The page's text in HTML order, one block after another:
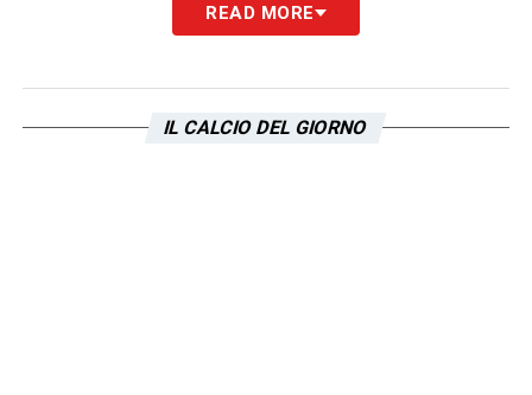
LEGGI ANCHE –Calciomercato Lazio LIVE:
READ MORE
IL CALCIO DEL GIORNO